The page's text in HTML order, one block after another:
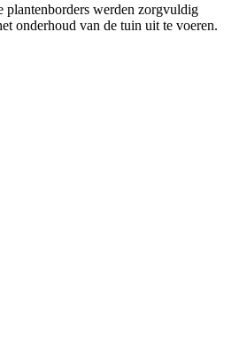
plantenborders werden zorgvuldig
onderhoud van de tuin uit te voeren.